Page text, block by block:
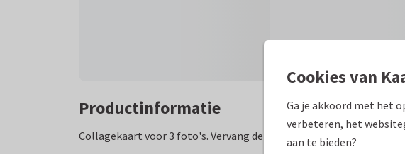
Productinformatie
Collagekaart voor 3 foto's. Vervang de foto's door eigen foto's.
Cookies van
Ga je akkoord met het
verbeteren, het
aan te bieden?